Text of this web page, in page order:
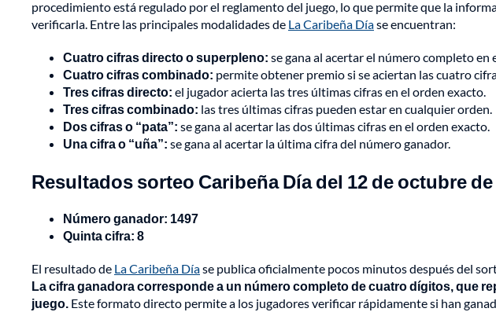
procedimiento está regulado por el reglamento del juego, lo que permite que la
verificarla. Entre las principales modalidades de La Caribeña Díase encuentran:
Cuatro cifras directo o superpleno: se gana al acertar el número completo en
Cuatro cifras combinado: permite obtener premio si se aciertan las cuatro
Tres cifras directo: el jugador acierta las tres últimas cifras en el orden exacto.
Tres cifras combinado: las tres últimas cifras pueden estar en cualquier orden.
Dos cifras o “pata”: se gana al acertar las dos últimas cifras en el orden exacto.
Una cifra o “uña”: se gana al acertar la última cifra del número ganador.
Resultados sorteo Caribeña Día del 12 de octubre de
Número ganador: 1497
Quinta cifra: 8
El resultado de La Caribeña Díase publica oficialmente pocos minutos después del
La cifra ganadora corresponde a un número completo de cuatro dígitos, que
juego. Este formato directo permite a los jugadores verificar rápidamente si han